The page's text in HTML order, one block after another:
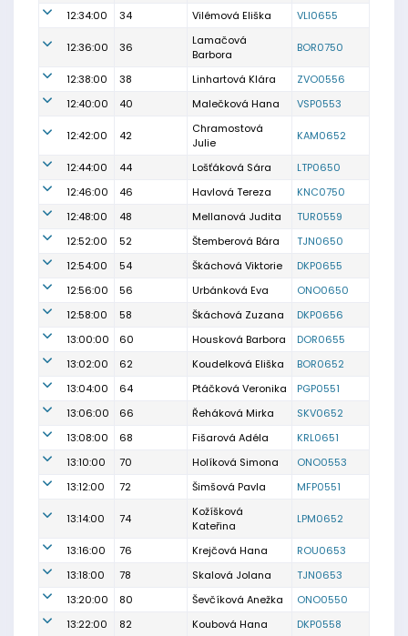
12:34:00
34 Vilémová Eliška VLI0655
12:36:00 36
Lamačová
Barbora
BOR0750
12:38:00 38 Linhartová Klára
ZVO0556
12:40:00
40 Malečková Hana VSP0553
12:42:00 42
Chramostová
Julie
KAM0652
12:44:00 44 Lošťáková Sára
LTP0650
12:46:00
46 Havlová Tereza
KNC0750
12:48:00
48 Mellanová Judita
TUR0559
12:52:00
52 Štemberová Bára
TJN0650
12:54:00
54 Škáchová Viktorie
DKP0655
12:56:00
56 Urbánková Eva
ONO0650
12:58:00
58 Škáchová Zuzana
DKP0656
13:00:00
60 Housková Barbora
DOR0655
13:02:00
62 Koudelková Eliška
BOR0652
13:04:00
64 Ptáčková Veronika
PGP0551
13:06:00
66 Řeháková Mirka
SKV0652
13:08:00
68 Fišarová Adéla
KRL0651
13:10:00
70 Holíková Simona
ONO0553
13:12:00
72 Šimšová Pavla MFP0551
13:14:00 74
Kožíšková
Kateřina
LPM0652
13:16:00 76 Krejčová Hana
ROU0653
13:18:00
78 Skalová Jolana
TJN0653
13:20:00
80 Ševčíková Anežka
ONO0550
13:22:00
82 Koubová Hana
DKP0558